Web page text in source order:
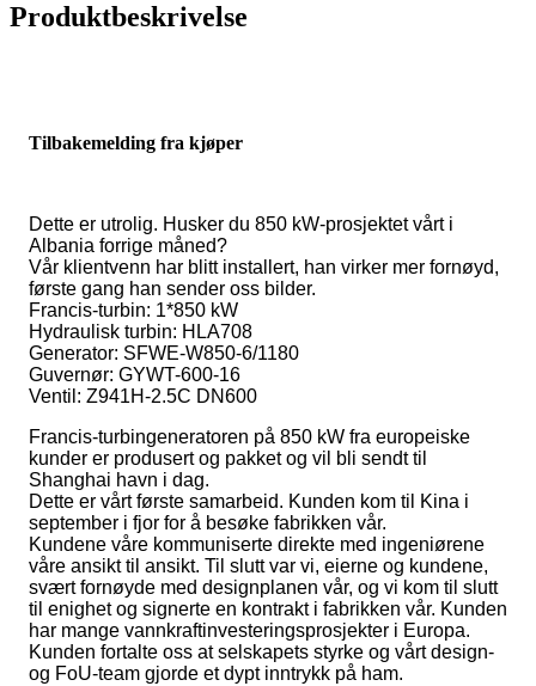
Produktbeskrivelse
Tilbakemelding fra kjøper
Dette er utrolig. Husker du 850 kW-prosjektet vårt i
Albania forrige måned?
Vår klientvenn har blitt installert, han virker mer fornøyd,
første gang han sender oss bilder.
Francis-turbin: 1*850 kW
Hydraulisk turbin: HLA708
Generator: SFWE-W850-6/1180
Guvernør: GYWT-600-16
Ventil: Z941H-2.5C DN600
Francis-turbingeneratoren på 850 kW fra europeiske
kunder er produsert og pakket og vil bli sendt til
Shanghai havn i dag.
Dette er vårt første samarbeid. Kunden kom til Kina i
september i fjor for å besøke fabrikken vår.
Kundene våre kommuniserte direkte med ingeniørene
våre ansikt til ansikt. Til slutt var vi, eierne og kundene,
svært fornøyde med designplanen vår, og vi kom til slutt
til enighet og signerte en kontrakt i fabrikken vår. Kunden
har mange vannkraftinvesteringsprosjekter i Europa.
Kunden fortalte oss at selskapets styrke og vårt design-
og FoU-team gjorde et dypt inntrykk på ham.